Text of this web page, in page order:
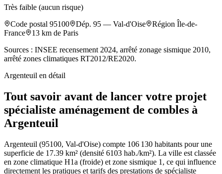
Très faible (aucun risque)
Code postal 95100 Dép. 95 — Val-d'Oise Région Île-de-
France
13 km de Paris
Sources : INSEE recensement 2024, arrêté zonage sismique 2010,
arrêté zones climatiques RT2012/RE2020.
Argenteuil en détail
Tout savoir avant de lancer votre projet
spécialiste aménagement de combles à
Argenteuil
Argenteuil (95100, Val-d'Oise) compte 106 130 habitants pour une
superficie de 17.39 km² (densité 6103 hab./km²). La ville est classée
en zone climatique H1a (froide) et zone sismique 1, ce qui influence
directement les pratiques et tarifs des prestations de spécialiste